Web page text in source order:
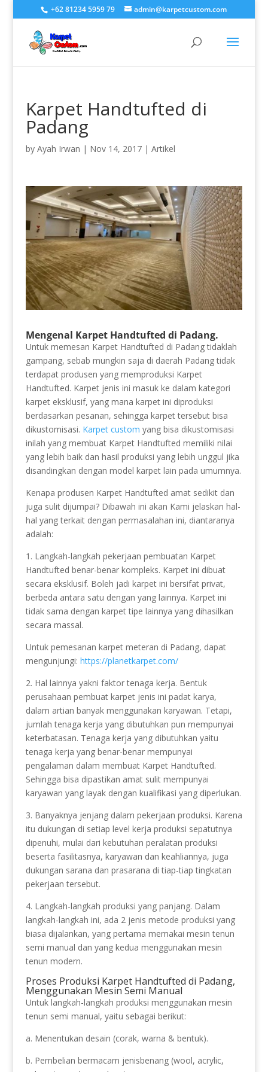
+62 81234 5959 79 admin@karpetcustom.com
Karpet Handtufted di
Padang
by Ayah Irwan | Nov 14, 2017| Artikel
Mengenal Karpet Handtufted di Padang.
Untuk memesan Karpet Handtufted di Padang tidaklah
gampang, sebab mungkin saja di daerah Padang tidak
terdapat produsen yang memproduksi Karpet
Handtufted. Karpet jenis ini masuk ke dalam kategori
karpet eksklusif, yang mana karpet ini diproduksi
berdasarkan pesanan, sehingga karpet tersebut bisa
dikustomisasi. Karpet custom yang bisa dikustomisasi
inilah yang membuat Karpet Handtufted memiliki nilai
yang lebih baik dan hasil produksi yang lebih unggul jika
disandingkan dengan model karpet lain pada umumnya.
Kenapa produsen Karpet Handtufted amat sedikit dan
juga sulit dijumpai? Dibawah ini akan Kami jelaskan hal-
hal yang terkait dengan permasalahan ini, diantaranya
adalah:
1. Langkah-langkah pekerjaan pembuatan Karpet
Handtufted benar-benar kompleks. Karpet ini dibuat
secara eksklusif. Boleh jadi karpet ini bersifat privat,
berbeda antara satu dengan yang lainnya. Karpet ini
tidak sama dengan karpet tipe lainnya yang dihasilkan
secara massal.
Untuk pemesanan karpet meteran di Padang, dapat
mengunjungi: https://planetkarpet.com/
2. Hal lainnya yakni faktor tenaga kerja. Bentuk
perusahaan pembuat karpet jenis ini padat karya,
dalam artian banyak menggunakan karyawan. Tetapi,
jumlah tenaga kerja yang dibutuhkan pun mempunyai
keterbatasan. Tenaga kerja yang dibutuhkan yaitu
tenaga kerja yang benar-benar mempunyai
pengalaman dalam membuat Karpet Handtufted.
Sehingga bisa dipastikan amat sulit mempunyai
karyawan yang layak dengan kualifikasi yang diperlukan.
3. Banyaknya jenjang dalam pekerjaan produksi. Karena
itu dukungan di setiap level kerja produksi sepatutnya
dipenuhi, mulai dari kebutuhan peralatan produksi
beserta fasilitasnya, karyawan dan keahliannya, juga
dukungan sarana dan prasarana di tiap-tiap tingkatan
pekerjaan tersebut.
4. Langkah-langkah produksi yang panjang. Dalam
langkah-langkah ini, ada 2 jenis metode produksi yang
biasa dijalankan, yang pertama memakai mesin tenun
semi manual dan yang kedua menggunakan mesin
tenun modern.
Proses Produksi Karpet Handtufted di Padang,
Menggunakan Mesin Semi Manual
Untuk langkah-langkah produksi menggunakan mesin
tenun semi manual, yaitu sebagai berikut:
a. Menentukan desain (corak, warna & bentuk).
b. Pembelian bermacam jenisbenang (wool, acrylic,